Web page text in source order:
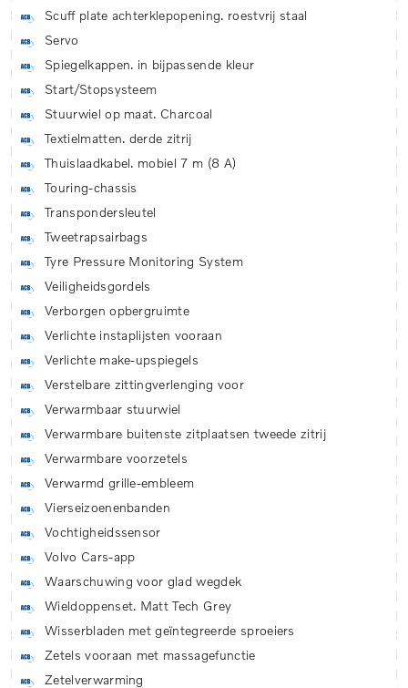
Scuff plate achterklepopening. roestvrij staal
Servo
Spiegelkappen. in bijpassende kleur
Start/Stopsysteem
Stuurwiel op maat. Charcoal
Textielmatten. derde zitrij
Thuislaadkabel. mobiel 7 m (8 A)
Touring-chassis
Transpondersleutel
Tweetrapsairbags
Tyre Pressure Monitoring System
Veiligheidsgordels
Verborgen opbergruimte
Verlichte instaplijsten vooraan
Verlichte make-upspiegels
Verstelbare zittingverlenging voor
Verwarmbaar stuurwiel
Verwarmbare buitenste zitplaatsen tweede zitrij
Verwarmbare voorzetels
Verwarmd grille-embleem
Vierseizoenenbanden
Vochtigheidssensor
Volvo Cars-app
Waarschuwing voor glad wegdek
Wieldoppenset. Matt Tech Grey
Wisserbladen met geïntegreerde sproeiers
Zetels vooraan met massagefunctie
Zetelverwarming